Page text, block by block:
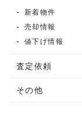
新着物件
売却情報
値下げ情報
査定依頼
その他